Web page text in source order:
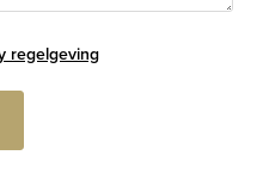
regelgeving